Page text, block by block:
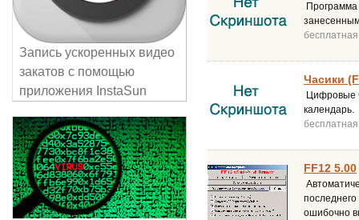
Программа
бесплатная
Часики
Цифровые
календарь.
бесплатная
FF12 5.00
ошибочно
Запись ускоренных видео
закатов с помощью
приложения InstaSun